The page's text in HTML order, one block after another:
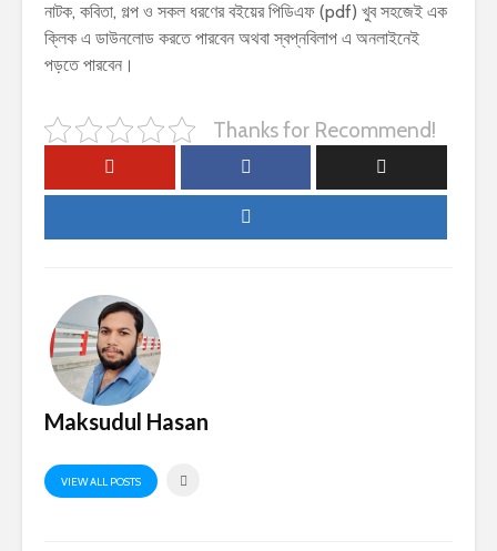
নাটক, কবিতা, গল্প ও সকল ধরণের বইয়ের পিডিএফ (pdf) খুব সহজেই এক
ক্লিক এ ডাউনলোড করতে পারবেন অথবা স্বপ্নবিলাপ এ অনলাইনেই
পড়তে পারবেন।
Thanks for Recommend!
Maksudul Hasan
VIEW ALL POSTS